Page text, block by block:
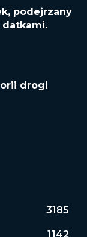
podejrzany
datkami.
drogi
3185
1142